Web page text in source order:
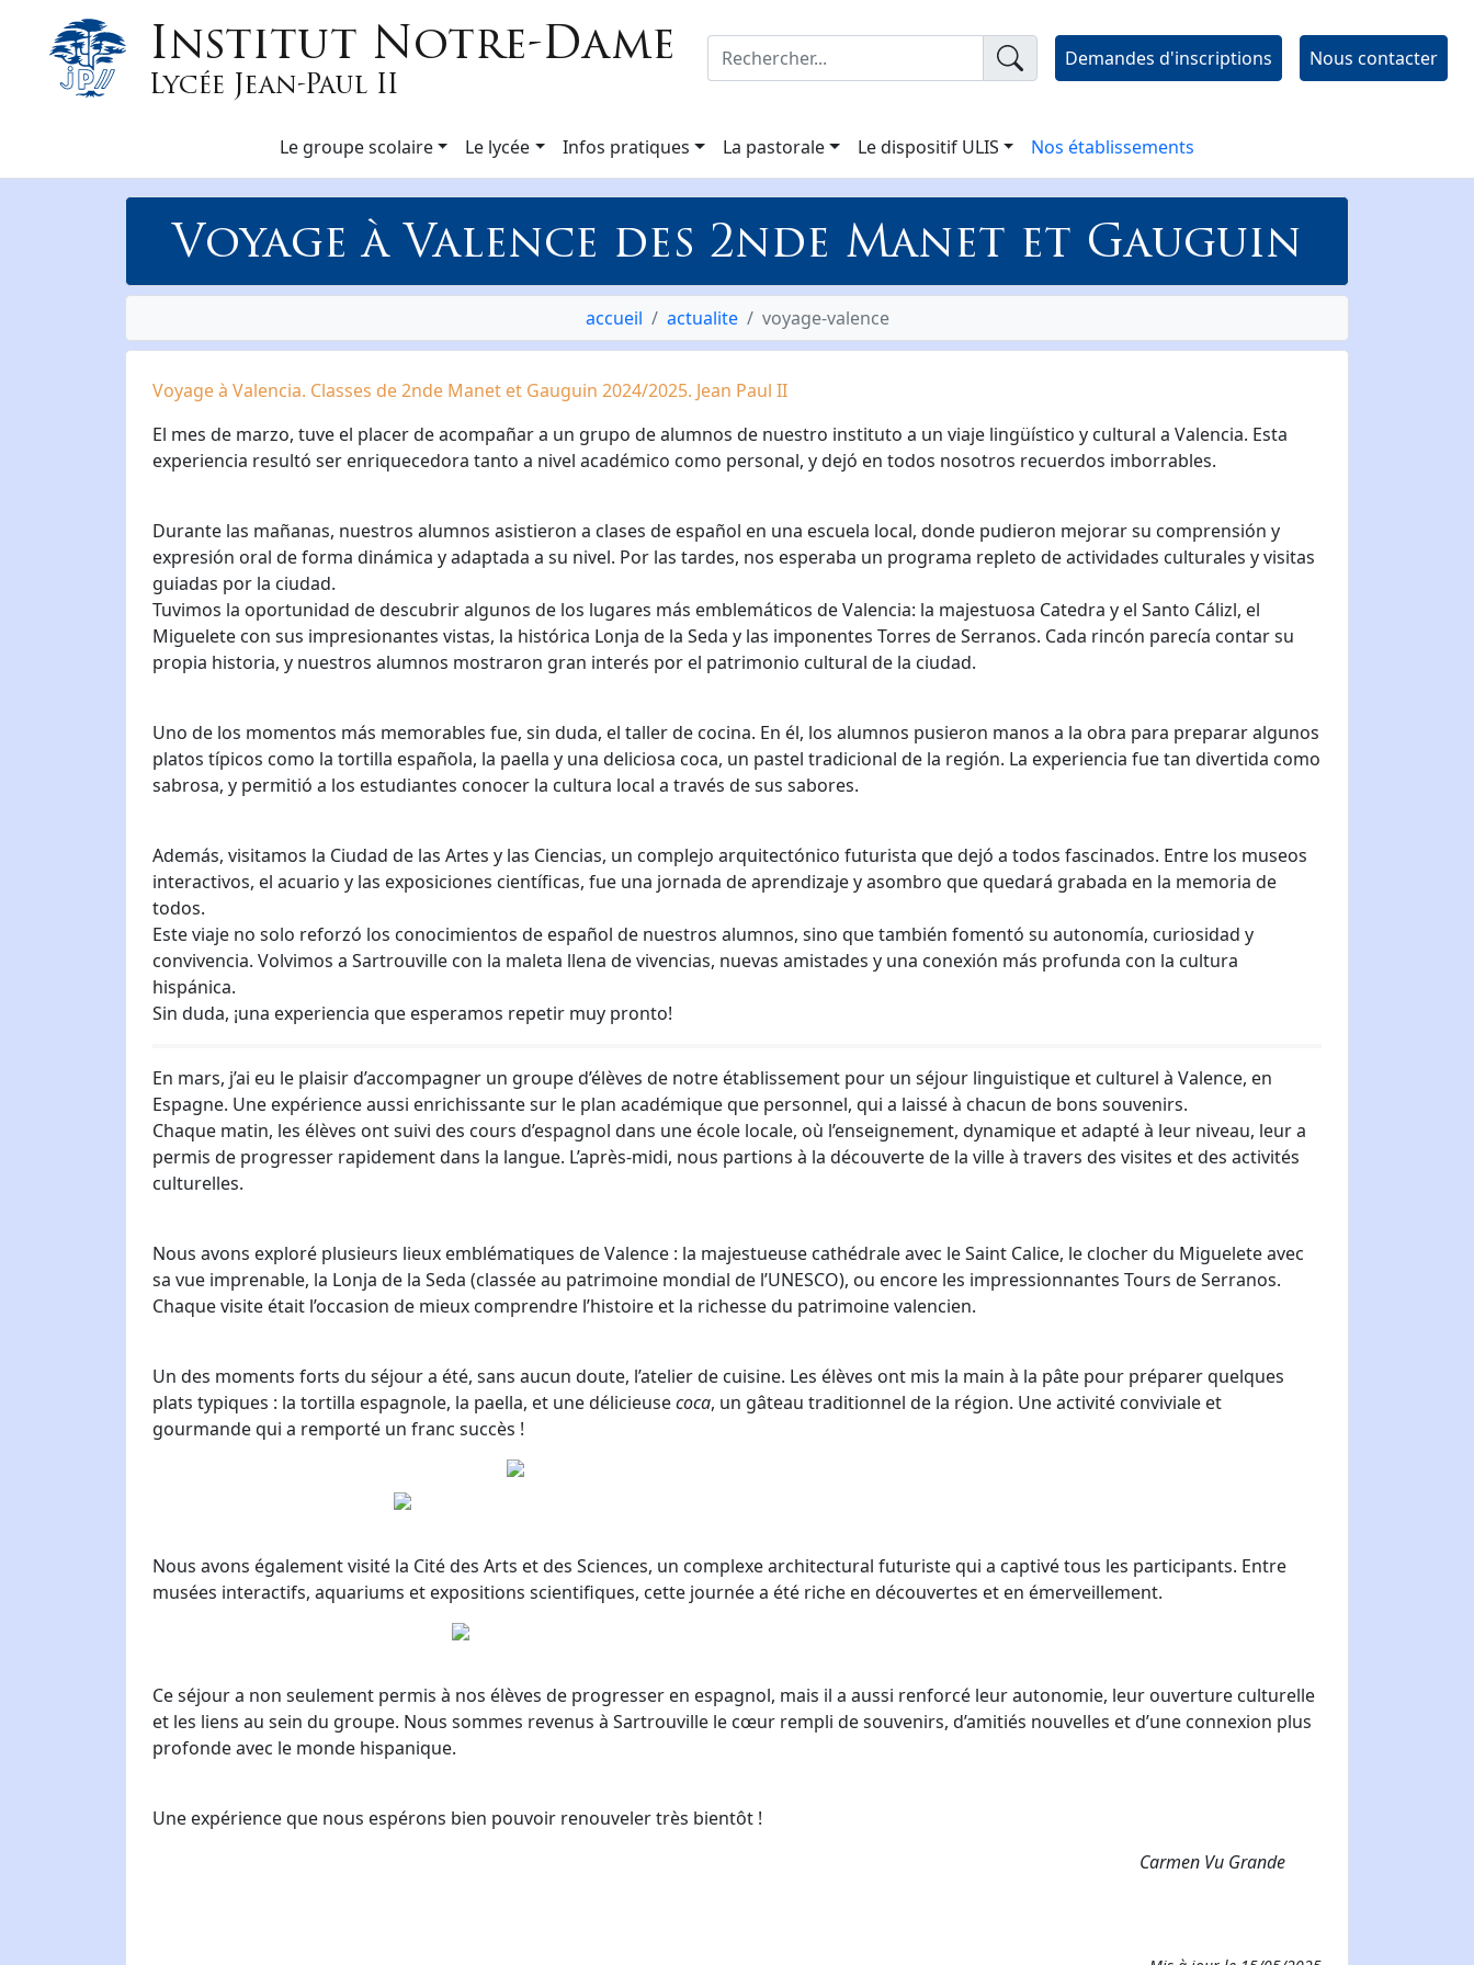
Institut Notre-Dame
Lycée Jean-Paul II
Demandes d'inscriptions Nous contacter
Le groupe scolaire Le lycée Infos pratiques La pastorale Le dispositif ULIS Nos établissements
Voyage à Valence des 2nde Manet et Gauguin
accueil actualite voyage-valence
Voyage à Valencia. Classes de 2nde Manet et Gauguin 2024/2025. Jean Paul II
El mes de marzo, tuve el placer de acompañar a un grupo de alumnos de nuestro instituto a un viaje lingüístico y cultural a Valencia. Esta
experiencia resultó ser enriquecedora tanto a nivel académico como personal, y dejó en todos nosotros recuerdos imborrables.
Durante las mañanas, nuestros alumnos asistieron a clases de español en una escuela local, donde pudieron mejorar su comprensión y
expresión oral de forma dinámica y adaptada a su nivel. Por las tardes, nos esperaba un programa repleto de actividades culturales y visitas
guiadas por la ciudad.
Tuvimos la oportunidad de descubrir algunos de los lugares más emblemáticos de Valencia: la majestuosa Catedra y el Santo Cálizl, el
Miguelete con sus impresionantes vistas, la histórica Lonja de la Seda y las imponentes Torres de Serranos. Cada rincón parecía contar su
propia historia, y nuestros alumnos mostraron gran interés por el patrimonio cultural de la ciudad.
Uno de los momentos más memorables fue, sin duda, el taller de cocina. En él, los alumnos pusieron manos a la obra para preparar algunos
platos típicos como la tortilla española, la paella y una deliciosa coca, un pastel tradicional de la región. La experiencia fue tan divertida como
sabrosa, y permitió a los estudiantes conocer la cultura local a través de sus sabores.
Además, visitamos la Ciudad de las Artes y las Ciencias, un complejo arquitectónico futurista que dejó a todos fascinados. Entre los museos
interactivos, el acuario y las exposiciones científicas, fue una jornada de aprendizaje y asombro que quedará grabada en la memoria de
todos.
Este viaje no solo reforzó los conocimientos de español de nuestros alumnos, sino que también fomentó su autonomía, curiosidad y
convivencia. Volvimos a Sartrouville con la maleta llena de vivencias, nuevas amistades y una conexión más profunda con la cultura
hispánica.
Sin duda, ¡una experiencia que esperamos repetir muy pronto!
En mars, j’ai eu le plaisir d’accompagner un groupe d’élèves de notre établissement pour un séjour linguistique et culturel à Valence, en
Espagne. Une expérience aussi enrichissante sur le plan académique que personnel, qui a laissé à chacun de bons souvenirs.
Chaque matin, les élèves ont suivi des cours d’espagnol dans une école locale, où l’enseignement, dynamique et adapté à leur niveau, leur a
permis de progresser rapidement dans la langue. L’après-midi, nous partions à la découverte de la ville à travers des visites et des activités
culturelles.
Nous avons exploré plusieurs lieux emblématiques de Valence : la majestueuse cathédrale avec le Saint Calice, le clocher du Miguelete avec
sa vue imprenable, la Lonja de la Seda (classée au patrimoine mondial de l’UNESCO), ou encore les impressionnantes Tours de Serranos.
Chaque visite était l’occasion de mieux comprendre l’histoire et la richesse du patrimoine valencien.
Un des moments forts du séjour a été, sans aucun doute, l’atelier de cuisine. Les élèves ont mis la main à la pâte pour préparer quelques
plats typiques : la tortilla espagnole, la paella, et une délicieusecoca, un gâteau traditionnel de la région. Une activité conviviale et
gourmande qui a remporté un franc succès !
Nous avons également visité la Cité des Arts et des Sciences, un complexe architectural futuriste qui a captivé tous les participants. Entre
musées interactifs, aquariums et expositions scientifiques, cette journée a été riche en découvertes et en émerveillement.
Ce séjour a non seulement permis à nos élèves de progresser en espagnol, mais il a aussi renforcé leur autonomie, leur ouverture culturelle
et les liens au sein du groupe. Nous sommes revenus à Sartrouville le cœur rempli de souvenirs, d’amitiés nouvelles et d’une connexion plus
profonde avec le monde hispanique.
Une expérience que nous espérons bien pouvoir renouveler très bientôt !
Carmen Vu Grande